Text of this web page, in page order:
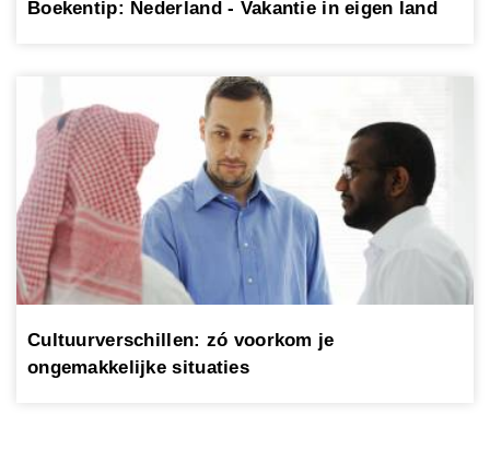
Boekentip: Nederland - Vakantie in eigen land
Cultuurverschillen: zó voorkom je
ongemakkelijke situaties